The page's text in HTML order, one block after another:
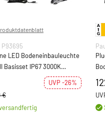
LED Bodeneinbauleuchte
Basisset IP67 3000K
Silber
UVP -26%
€